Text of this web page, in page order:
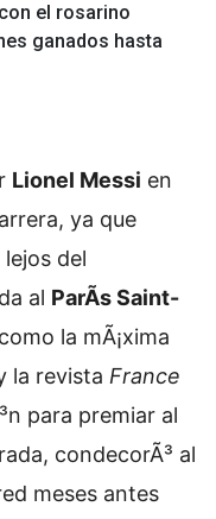
el rosarino
ganados hasta
Lionel Messi en
ya que
del
al ParÃ­s Saint-
la mÃ¡xima
la revista France
para premiar al
condecorÃ³ al
meses antes